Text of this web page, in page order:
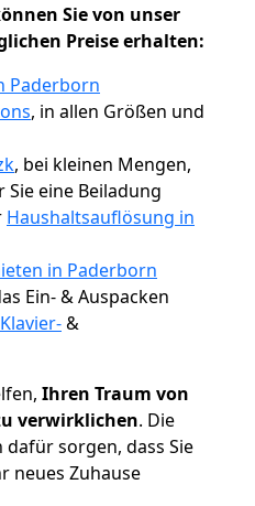
Sie von unser
Preise erhalten:
Paderborn
, in allen Größen und
, bei kleinen Mengen,
eine Beiladung
Haushaltsauflösung in
in Paderborn
Ein- & Auspacken
Klavier-&
Ihren Traum von
verwirklichen. Die
sorgen, dass Sie
neues Zuhause